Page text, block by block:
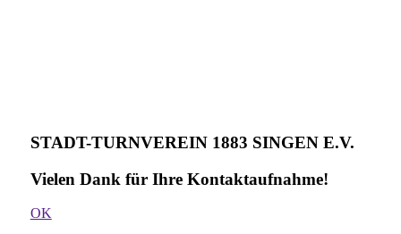
STADT-TURNVEREIN 1883 SINGEN E.V.
Vielen Dank für Ihre Kontakt­aufnahme!
OK